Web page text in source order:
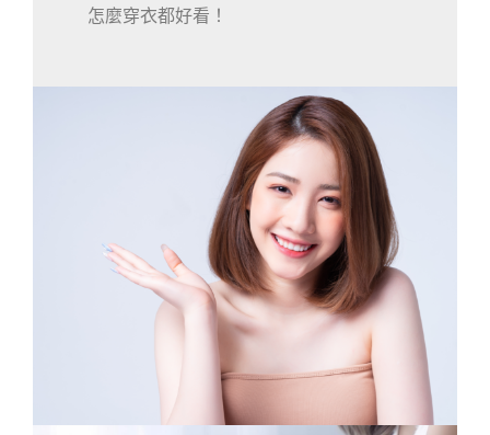
怎麼穿衣都好看！